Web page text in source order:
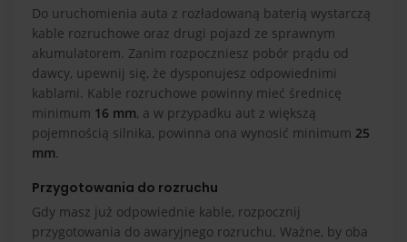
Do uruchomienia auta z rozładowaną baterią wystarczą
kable rozruchowe oraz drugi pojazd ze sprawnym
akumulatorem. Zanim rozpoczniesz pobór prądu od
dawcy, upewnij się, że dysponujesz odpowiednimi
kablami. Kable rozruchowe powinny mieć średnicę
minimum 16 mm, a w przypadku aut z większą
pojemnością silnika, powinna ona wynosić minimum 25
mm.
Przygotowania do rozruchu
Gdy masz już odpowiednie kable, rozpocznij
przygotowania do awaryjnego rozruchu. Ważne, by oba